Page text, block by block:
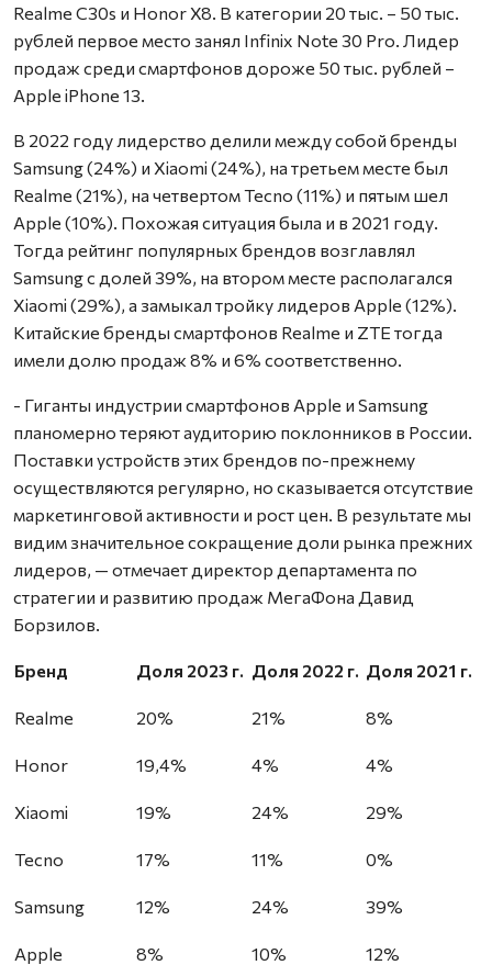
Realme C30s и Honor X8. В категории 20 тыс. – 50 тыс.
рублей первое место занял Infinix Note 30 Pro. Лидер
продаж среди смартфонов дороже 50 тыс. рублей –
Apple iPhone 13.
В 2022 году лидерство делили между собой бренды
Samsung (24%) и Xiaomi (24%), на третьем месте был
Realme (21%), на четвертом Tecno (11%) и пятым шел
Apple (10%). Похожая ситуация была и в 2021 году.
Тогда рейтинг популярных брендов возглавлял
Samsung с долей 39%, на втором месте располагался
Xiaomi (29%), а замыкал тройку лидеров Apple (12%).
Китайские бренды смартфонов Realme и ZTE тогда
имели долю продаж 8% и 6% соответственно.
- Гиганты индустрии смартфонов Apple и Samsung
планомерно теряют аудиторию поклонников в России.
Поставки устройств этих брендов по-прежнему
осуществляются регулярно, но сказывается отсутствие
маркетинговой активности и рост цен. В результате мы
видим значительное сокращение доли рынка прежних
лидеров, — отмечает директор департамента по
стратегии и развитию продаж МегаФона Давид
Борзилов.
Бренд Доля 2023 г. Доля 2022 г. Доля 2021 г.
Realme 20% 21% 8%
Honor 19,4% 4% 4%
Xiaomi 19% 24% 29%
Tecno 17% 11% 0%
Samsung 12% 24% 39%
Apple 8% 10% 12%